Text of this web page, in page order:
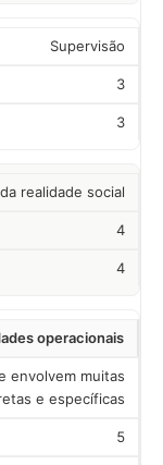
Supervisão
3
3
realidade social
4
4
operacionais
envolvem muitas
e específicas
5